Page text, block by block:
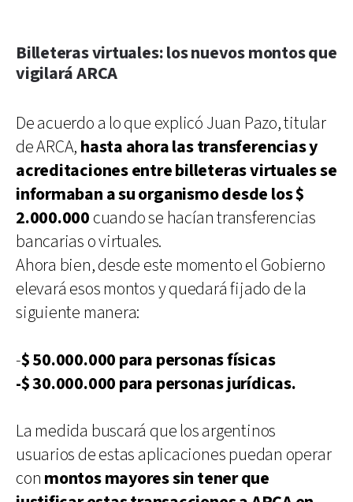
Billeteras virtuales: los nuevos montos que
vigilará ARCA
De acuerdo a lo que explicó Juan Pazo, titular
de ARCA, hasta ahora las transferencias y
acreditaciones entre billeteras virtuales se
informaban a su organismo desde los $
2.000.000 cuando se hacían transferencias
bancarias o virtuales.
Ahora bien, desde este momento el Gobierno
elevará esos montos y quedará fijado de la
siguiente manera:
-$ 50.000.000 para personas físicas
-$ 30.000.000 para personas jurídicas.
La medida buscará que los argentinos
usuarios de estas aplicaciones puedan operar
con montos mayores sin tener que